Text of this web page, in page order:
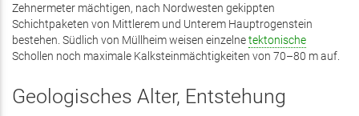
Zehnermeter mächtigen, nach Nordwesten gekippten
Schichtpaketen von Mittlerem und Unterem Hauptrogenstein
bestehen. Südlich von Müllheim weisen einzelnetektonische
Schollen noch maximale Kalksteinmächtigkeiten von 70–80 m auf.
Geologisches Alter, Entstehung